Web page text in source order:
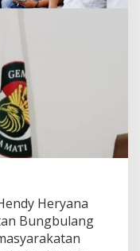
Heryana
Bungbulang